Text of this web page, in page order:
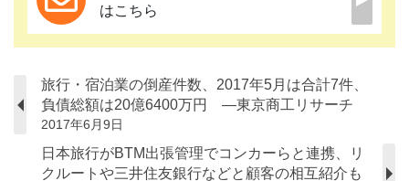
はこちら
旅行・宿泊業の倒産件数、2017年5月は合計7件、
負債総額は20億6400万円 ―東京商工リサーチ
2017年6月9日
日本旅行がBTM出張管理でコンカーらと連携、リ
クルートや三井住友銀行などと顧客の相互紹介も